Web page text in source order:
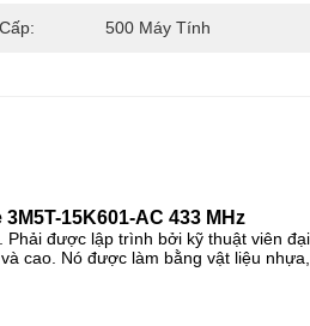
500 Máy Tính
15K601-AC 433 MHz
được lập trình bởi kỹ thuật viên
cao. Nó được làm bằng vật liệu